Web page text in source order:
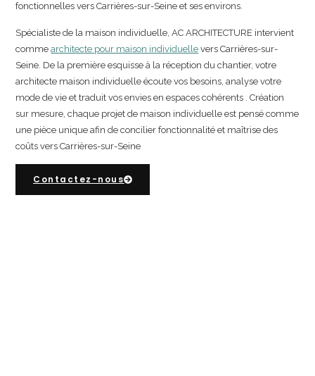
fonctionnelles vers Carrières-sur-Seine et ses environs.
Spécialiste de la maison individuelle, AC ARCHITECTURE intervient
commearchitecte pour maison individuelle vers Carrières-sur-
Seine. De la première esquisse à la réception du chantier, votre
architecte maison individuelle écoute vos besoins, analyse votre
mode de vie et traduit vos envies en espaces cohérents . Création
sur mesure, chaque projet de maison individuelle est pensé comme
une pièce unique afin de concilier fonctionnalité et maîtrise des
coûts vers Carrières-sur-Seine
Contactez-nous